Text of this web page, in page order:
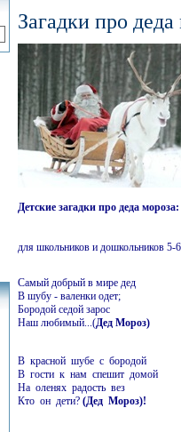
Загадки про деда
Детские загадки про деда мороза:
для школьников и дошкольников 5-
Самый добрый в мире дед
В шубу - валенки одет;
Бородой седой зарос
Наш любимый... (Дед Мороз)
В красной шубе с бородой
В гости к нам спешит домой
На оленях радость вез
Кто он дети? (Дед Мороз)!